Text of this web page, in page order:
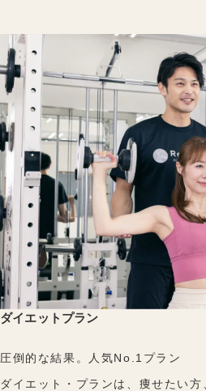
ダイエットプラン
圧倒的な結果。人気No.1プラン
ダイエット・プランは、痩せたい